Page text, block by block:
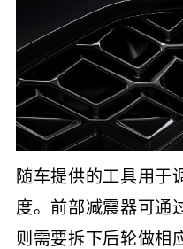
随车提供的工具用于
度。前部减震器可通
则需要拆下后轮做相